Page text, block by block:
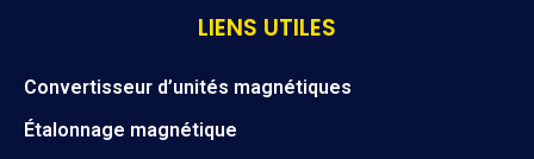
LIENS UTILES
Convertisseur d’unités magnétiques
Étalonnage magnétique